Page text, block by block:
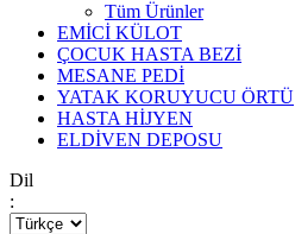
Tüm Ürünler
EMİCİ KÜLOT
ÇOCUK HASTA BEZİ
MESANE PEDİ
YATAK KORUYUCU ÖRTÜ
HASTA HİJYEN
ELDİVEN DEPOSU
Dil
: